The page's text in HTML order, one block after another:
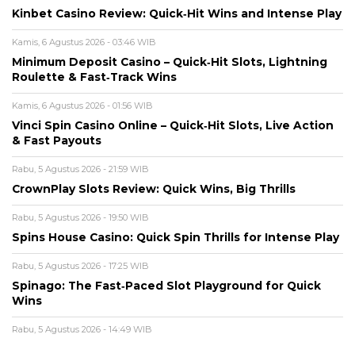
Kinbet Casino Review: Quick‑Hit Wins and Intense Play
Kamis, 6 Agustus 2026 - 03:46 WIB
Minimum Deposit Casino – Quick‑Hit Slots, Lightning
Roulette & Fast‑Track Wins
Kamis, 6 Agustus 2026 - 01:56 WIB
Vinci Spin Casino Online – Quick‑Hit Slots, Live Action
& Fast Payouts
Rabu, 5 Agustus 2026 - 21:59 WIB
CrownPlay Slots Review: Quick Wins, Big Thrills
Rabu, 5 Agustus 2026 - 19:50 WIB
Spins House Casino: Quick Spin Thrills for Intense Play
Rabu, 5 Agustus 2026 - 17:25 WIB
Spinago: The Fast‑Paced Slot Playground for Quick
Wins
Rabu, 5 Agustus 2026 - 14:49 WIB